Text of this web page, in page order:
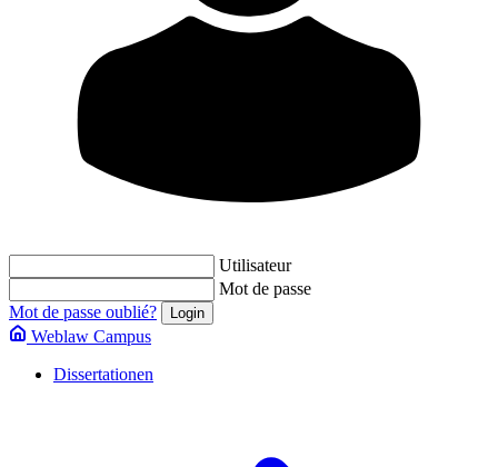
Utilisateur
Mot de passe
Mot de passe oublié?
Weblaw Campus
Dissertationen